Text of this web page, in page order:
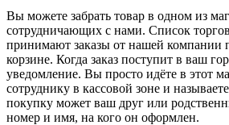
Вы можете забрать товар в одном из
сотрудничающих с нами. Список
принимают заказы от нашей компании
корзине. Когда заказ поступит в ваш
уведомление. Вы просто идёте в этот
сотруднику в кассовой зоне и
покупку может ваш друг или
номер и имя, на кого он оформлен.